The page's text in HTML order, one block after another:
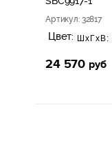
Артикул: 32817
Цвет: ШхГхВ:
24 570 руб